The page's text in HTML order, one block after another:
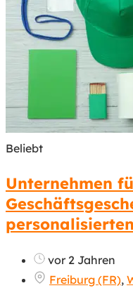
Beliebt
Unternehmen
vor 2 Jahren
Freiburg (FR),